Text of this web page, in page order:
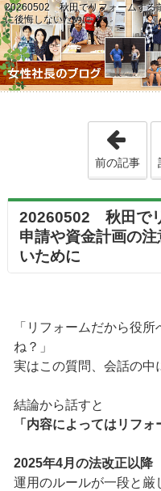
20260502 秋田でリフォームする
に後悔しないために
前の記事
20260502 秋田で
申請や資金計画の
いために
「リフォームだから役
ね？」
実はこの質問、会話の中
結論から話すと
「内容によってはリフ
2025年4月の法改正以降
運用のルールが一段と厳